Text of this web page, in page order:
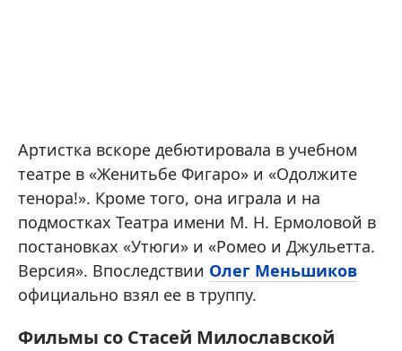
Артистка вскоре дебютировала в учебном
театре в «Женитьбе Фигаро» и «Одолжите
тенора!». Кроме того, она играла и на
подмостках Театра имени М. Н. Ермоловой в
постановках «Утюги» и «Ромео и Джульетта.
Версия». Впоследствии Олег Меньшиков
официально взял ее в труппу.
Фильмы со Стасей Милославской